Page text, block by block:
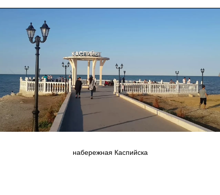
набережная Каспийска